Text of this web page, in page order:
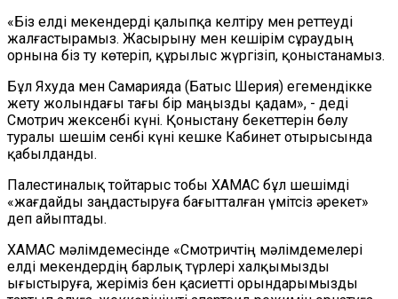
«Біз елді мекендерді қалыпқа келтіру мен реттеуді
жалғастырамыз. Жасырыну мен кешірім сұраудың
орнына біз ту көтеріп, құрылыс жүргізіп, қоныстанамыз.
Бұл Яхуда мен Самарияда (Батыс Шерия) егемендікке
жету жолындағы тағы бір маңызды қадам», - деді
Смотрич жексенбі күні. Қоныстану бекеттерін бөлу
туралы шешім сенбі күні кешке Кабинет отырысында
қабылданды.
Палестиналық тойтарыс тобы ХАМАС бұл шешімді
«жағдайды заңдастыруға бағытталған үмітсіз әрекет»
деп айыптады.
ХАМАС мәлімдемесінде «Смотричтің мәлімдемелері
елді мекендердің барлық түрлері халқымызды
ығыстыруға, жеріміз бен қасиетті орындарымызды